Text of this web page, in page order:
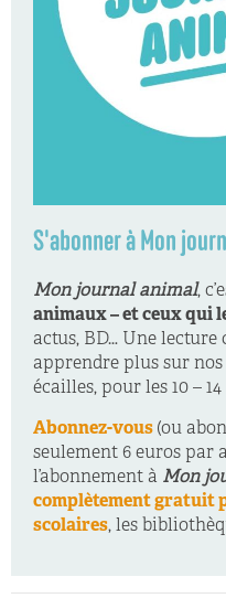
S'abonner à Mon
Mon journal animal,
animaux – et ceux qui
actus, BD… Une
apprendre plus sur
écailles, pour les 10 –
Abonnez-vous (ou
seulement 6 euros par
l’abonnement à Mon
complètement gratuit
scolaires, les